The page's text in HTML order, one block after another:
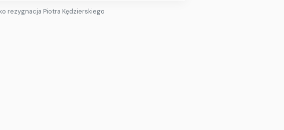
rezygnacja Piotra Kędzierskiego